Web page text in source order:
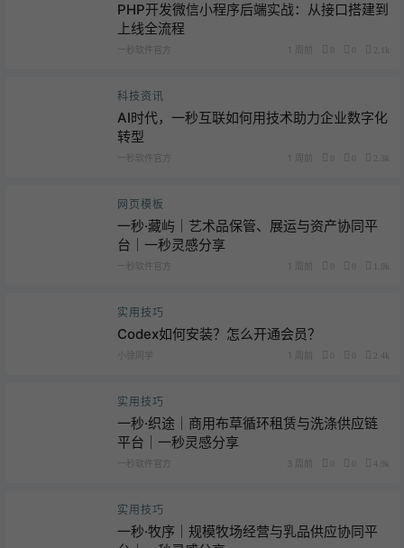
PHP开发微信小程序后端实战：从接口搭建到
上线全流程
一秒软件官方 1 周前 2.1k
科技资讯
AI时代，一秒互联如何用技术助力企业数字化
转型
一秒软件官方 1 周前 2.3k
网页模板
一秒·藏屿｜艺术品保管、展运与资产协同平
台｜一秒灵感分享
一秒软件官方 1 周前 1.9k
实用技巧
Codex如何安装？怎么开通会员？
小徐同学 1 周前 2.4k
实用技巧
一秒·织途｜商用布草循环租赁与洗涤供应链
平台｜一秒灵感分享
一秒软件官方 3 周前 4.9k
实用技巧
一秒·牧序｜规模牧场经营与乳品供应协同平